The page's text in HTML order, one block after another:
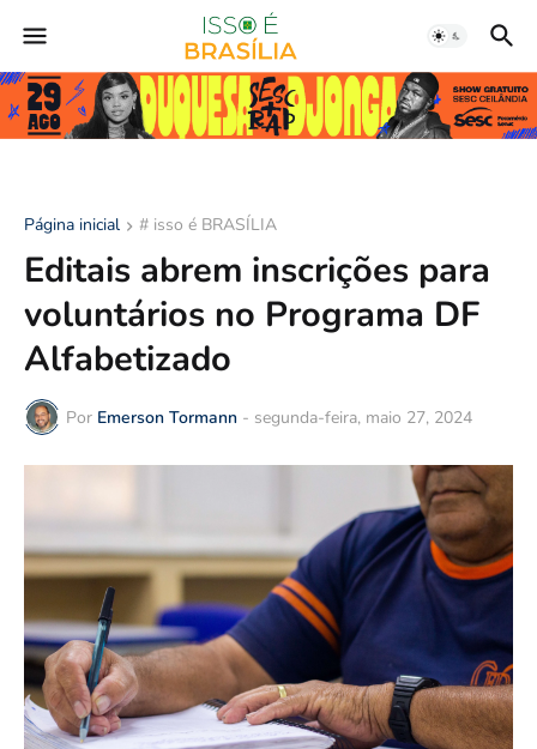
Página inicial # isso é BRASÍLIA
Editais abrem inscrições para
voluntários no Programa DF
Alfabetizado
Por Emerson Tormann - segunda-feira, maio 27, 2024